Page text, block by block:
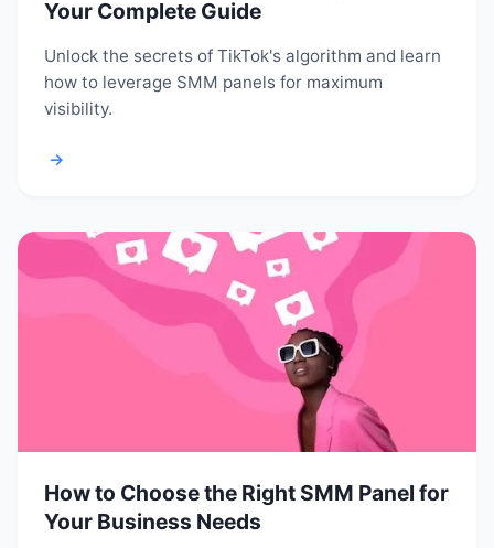
Your Complete Guide
Unlock the secrets of TikTok's algorithm and learn
how to leverage SMM panels for maximum
visibility.
→
How to Choose the Right SMM Panel for
Your Business Needs